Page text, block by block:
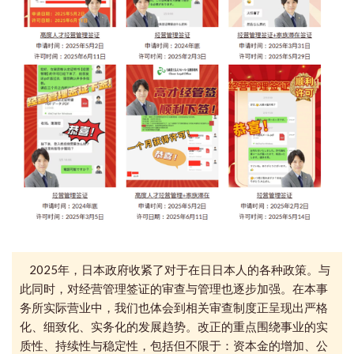
2025年，日本政府收紧了对于在日日本人的各种政策。与
此同时， 对经营管理签证的审查与管理也逐步加强。在本事
务所实际营业中，我们也体会到相关审查制度正呈现出严格
化、细致化、实务化的发展趋势。 改正的重点围绕事业的实
质性、持续性与稳定性，包括但不限于：资本金的增加、公